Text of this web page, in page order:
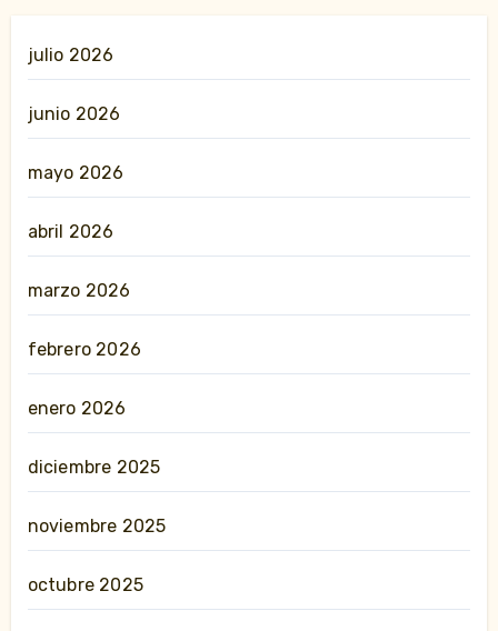
julio 2026
junio 2026
mayo 2026
abril 2026
marzo 2026
febrero 2026
enero 2026
diciembre 2025
noviembre 2025
octubre 2025